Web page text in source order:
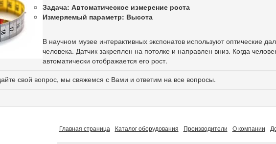
Задача: Автоматическое измерение роста
Измеряемый параметр: Высота
В научном музее интерактивных экспонатов используют оптические
человека. Датчик закреплен на потолке и направлен вниз. Когда
автоматически отображается его рост.
свой вопрос, мы свяжемся с Вами и ответим на все вопросы.
Главная страница Каталог оборудования Производители О компании